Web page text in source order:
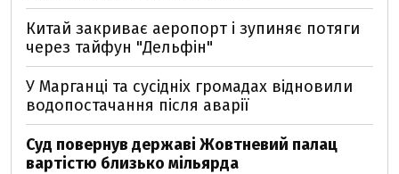
Китай закриває аеропорт і зупиняє потяги
через тайфун "Дельфін"
У Марганці та сусідніх громадах відновили
водопостачання після аварії
Суд повернув державі Жовтневий палац
вартістю близько мільярда